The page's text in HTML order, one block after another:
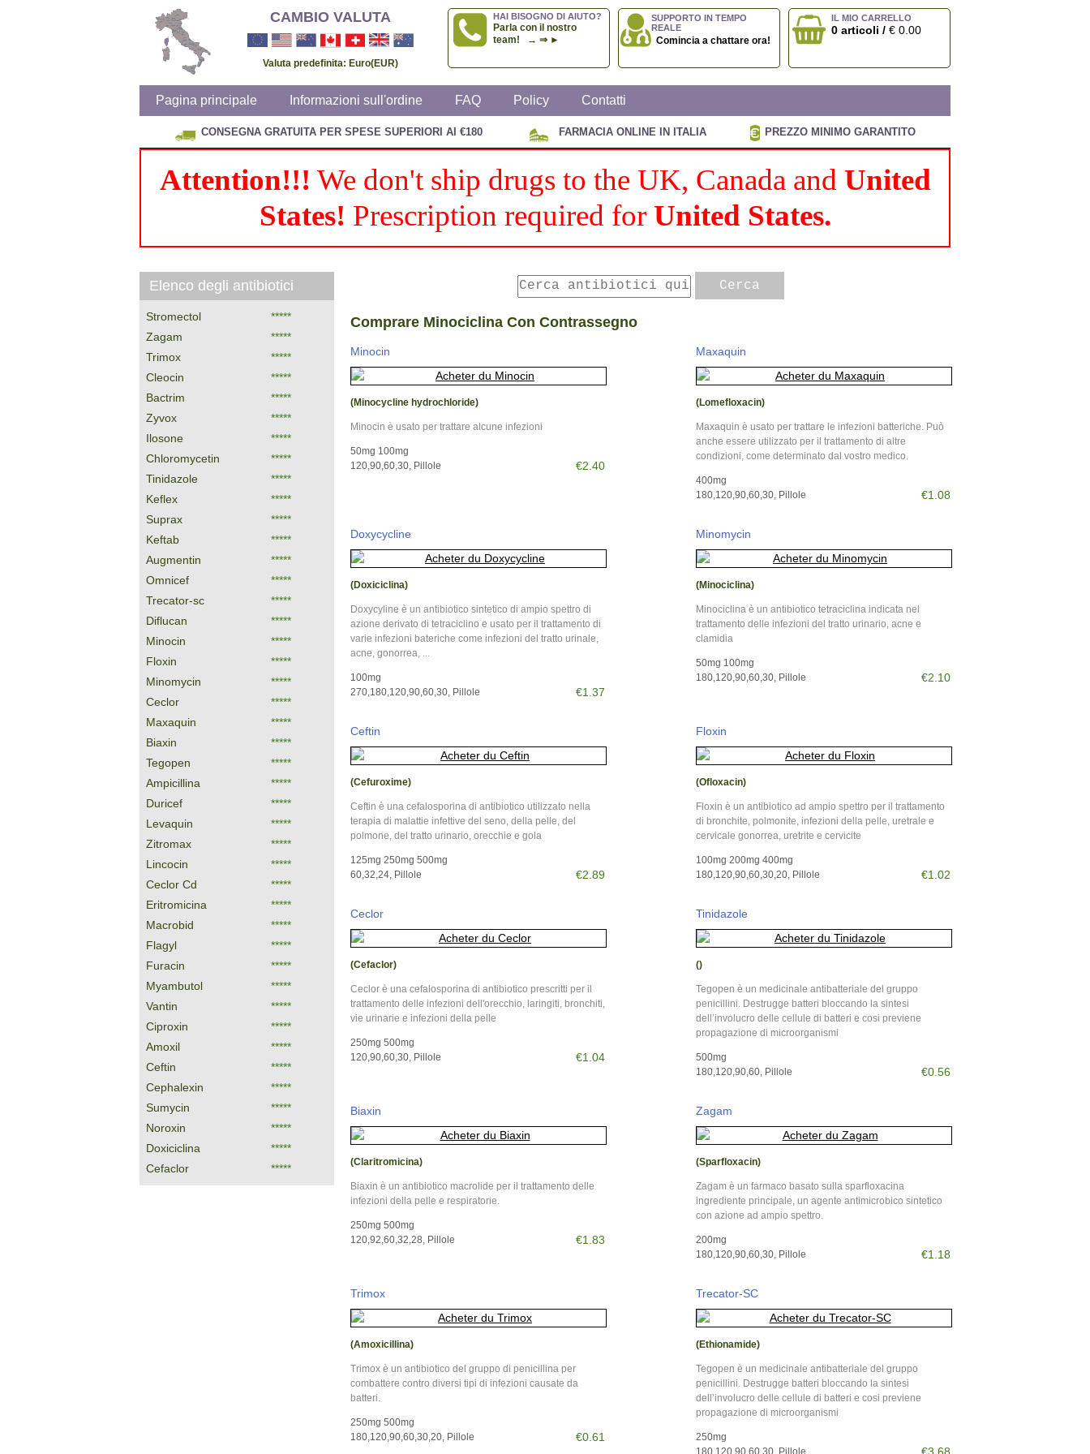
CAMBIO VALUTA
Valuta predefinita: Euro(EUR)
HAI BISOGNO DI AIUTO?
Parla con il nostro
team! → ⇒ ►
SUPPORTO IN TEMPO
REALE
Comincia a chattare ora!
IL MIO CARRELLO
0 articoli / € 0.00
Pagina principale Informazioni sull'ordine FAQ Policy Contatti
CONSEGNA GRATUITA PER SPESE SUPERIORI AI €180 FARMACIA ONLINE IN ITALIA PREZZO MINIMO GARANTITO
Attention!!! We don't ship drugs to the UK, Canada and United
States! Prescription required for United States.
Comprare Minociclina Con Contrassegno
Minocin
(Minocycline hydrochloride)
Minocin è usato per trattare alcune infezioni
50mg 100mg
120,90,60,30, Pillole
€2.40
Maxaquin
(Lomefloxacin)
Maxaquin è usato per trattare le infezioni batteriche. Può
anche essere utilizzato per il trattamento di altre
condizioni, come determinato dal vostro medico.
400mg
180,120,90,60,30, Pillole
€1.08
Doxycycline
(Doxiciclina)
Doxycyline è un antibiotico sintetico di ampio spettro di
azione derivato di tetraciclino e usato per il trattamento di
varie infezioni bateriche come infezioni del tratto urinale,
acne, gonorrea, ...
100mg
270,180,120,90,60,30, Pillole
€1.37
Minomycin
(Minociclina)
Minociclina è un antibiotico tetraciclina indicata nel
trattamento delle infezioni del tratto urinario, acne e
clamidia
50mg 100mg
180,120,90,60,30, Pillole
€2.10
Ceftin
(Cefuroxime)
Ceftin è una cefalosporina di antibiotico utilizzato nella
terapia di malattie infettive del seno, della pelle, del
polmone, del tratto urinario, orecchie e gola
125mg 250mg 500mg
60,32,24, Pillole
€2.89
Floxin
(Ofloxacin)
Floxin è un antibiotico ad ampio spettro per il trattamento
di bronchite, polmonite, infezioni della pelle, uretrale e
cervicale gonorrea, uretrite e cervicite
100mg 200mg 400mg
180,120,90,60,30,20, Pillole
€1.02
Ceclor
(Cefaclor)
Ceclor è una cefalosporina di antibiotico prescritti per il
trattamento delle infezioni dell'orecchio, laringiti, bronchiti,
vie urinarie e infezioni della pelle
250mg 500mg
120,90,60,30, Pillole
€1.04
Tinidazole
()
Tegopen è un medicinale antibatteriale del gruppo
penicillini. Destrugge batteri bloccando la sintesi
dell’involucro delle cellule di batteri e cosi previene
propagazione di microorganismi
500mg
180,120,90,60, Pillole
€0.56
Biaxin
(Claritromicina)
Biaxin è un antibiotico macrolide per il trattamento delle
infezioni della pelle e respiratorie.
250mg 500mg
120,92,60,32,28, Pillole
€1.83
Zagam
(Sparfloxacin)
Zagam è un farmaco basato sulla sparfloxacina
ingrediente principale, un agente antimicrobico sintetico
con azione ad ampio spettro.
200mg
180,120,90,60,30, Pillole
€1.18
Trimox
(Amoxicillina)
Trimox è un antibiotico del gruppo di penicillina per
combattere contro diversi tipi di infezioni causate da
batteri.
250mg 500mg
180,120,90,60,30,20, Pillole
€0.61
Trecator-SC
(Ethionamide)
Tegopen è un medicinale antibatteriale del gruppo
penicillini. Destrugge batteri bloccando la sintesi
dell’involucro delle cellule di batteri e cosi previene
propagazione di microorganismi
250mg
180,120,90,60,30, Pillole
Elenco degli antibiotici
Stromectol
*****
Zagam
*****
Trimox
*****
Cleocin
*****
Bactrim
*****
Zyvox
*****
Ilosone
*****
Chloromycetin
*****
Tinidazole
*****
Keflex
*****
Suprax
*****
Keftab
*****
Augmentin
*****
Omnicef
*****
Trecator-sc
*****
Diflucan
*****
Minocin
*****
Floxin
*****
Minomycin
*****
Ceclor
*****
Maxaquin
*****
Biaxin
*****
Tegopen
*****
Ampicillina
*****
Duricef
*****
Levaquin
*****
Zitromax
*****
Lincocin
*****
Ceclor Cd
*****
Eritromicina
*****
Macrobid
*****
Flagyl
*****
Furacin
*****
Myambutol
*****
Vantin
*****
Ciproxin
*****
Amoxil
*****
Ceftin
*****
Cephalexin
*****
Sumycin
*****
Noroxin
*****
Doxiciclina
*****
Cefaclor
*****